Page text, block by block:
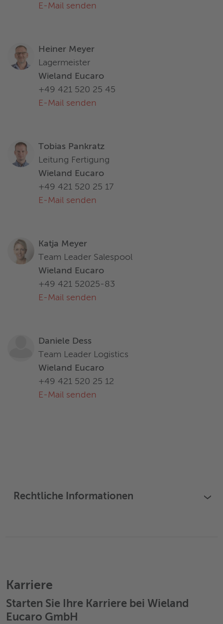
E-Mail senden
Heiner Meyer
Lagermeister
Wieland Eucaro
+49 421 520 25 45
E-Mail senden
Tobias Pankratz
Leitung Fertigung
Wieland Eucaro
+49 421 520 25 17
E-Mail senden
Katja Meyer
Team Leader Salespool
Wieland Eucaro
+49 421 52025-83
E-Mail senden
Daniele Dess
Team Leader Logistics
Wieland Eucaro
+49 421 520 25 12
E-Mail senden
Rechtliche Informationen ›
Karriere
Starten Sie Ihre Karriere bei Wieland
Eucaro GmbH